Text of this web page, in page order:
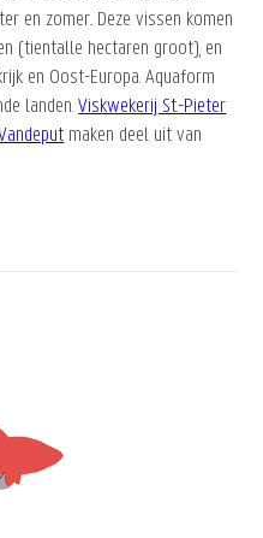
en zomer.. Deze vissen komen
(tientalle hectaren groot), en
en Oost-Europa. Aquaform
landen.Viskwekerij St.-Pieter
maken deel uit van